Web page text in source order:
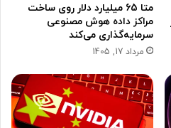
متا 65 میلیارد دلار روی ساخت
مراکز داده هوش مصنوعی
سرمایه‌گذاری می‌کند
مرداد 17, 1405